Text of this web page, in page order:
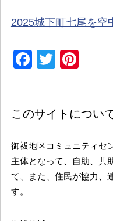
2025城下町七尾を空
Facebook
Twitter
このサイトについ
御祓地区コミュニティセ
主体となって、自助、共
て、また、住民が協力、
す。